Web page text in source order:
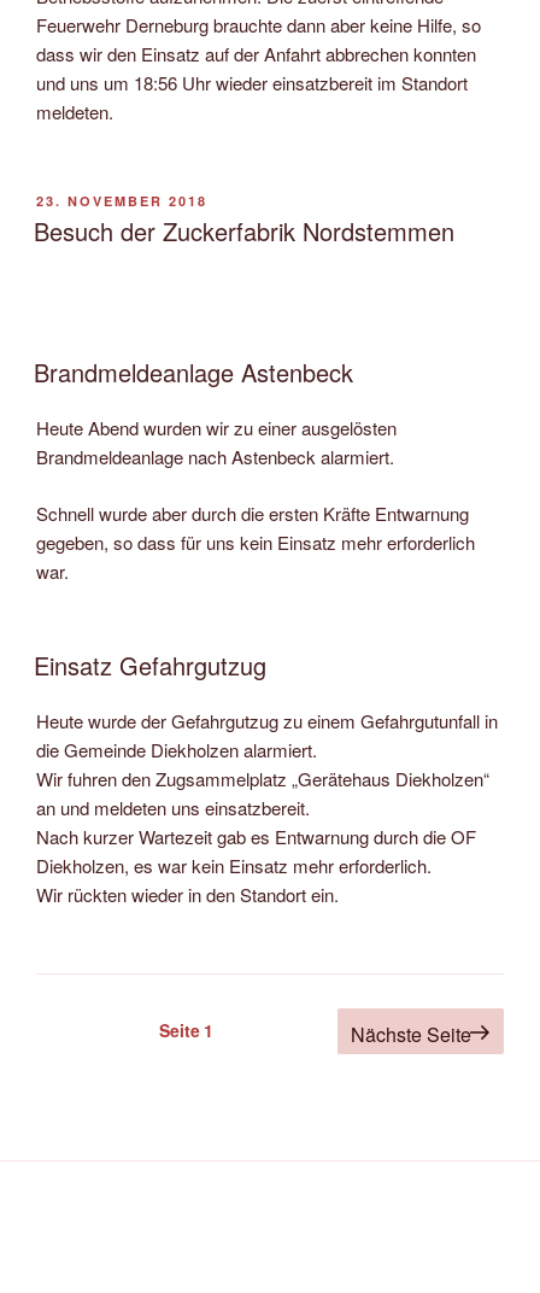
Feuerwehr Derneburg brauchte dann aber keine Hilfe, so
dass wir den Einsatz auf der Anfahrt abbrechen konnten
und uns um 18:56 Uhr wieder einsatzbereit im Standort
meldeten.
VERÖFFENTLICHT
AM
23. NOVEMBER 2018
Besuch der Zuckerfabrik Nordstemmen
Brandmeldeanlage Astenbeck
Heute Abend wurden wir zu einer ausgelösten
Brandmeldeanlage nach Astenbeck alarmiert.
Schnell wurde aber durch die ersten Kräfte Entwarnung
gegeben, so dass für uns kein Einsatz mehr erforderlich
war.
Einsatz Gefahrgutzug
Heute wurde der Gefahrgutzug zu einem Gefahrgutunfall in
die Gemeinde Diekholzen alarmiert.
Wir fuhren den Zugsammelplatz „Gerätehaus Diekholzen“
an und meldeten uns einsatzbereit.
Nach kurzer Wartezeit gab es Entwarnung durch die OF
Diekholzen, es war kein Einsatz mehr erforderlich.
Wir rückten wieder in den Standort ein.
Seitennummerierung
Seite 1 Nächste Seite